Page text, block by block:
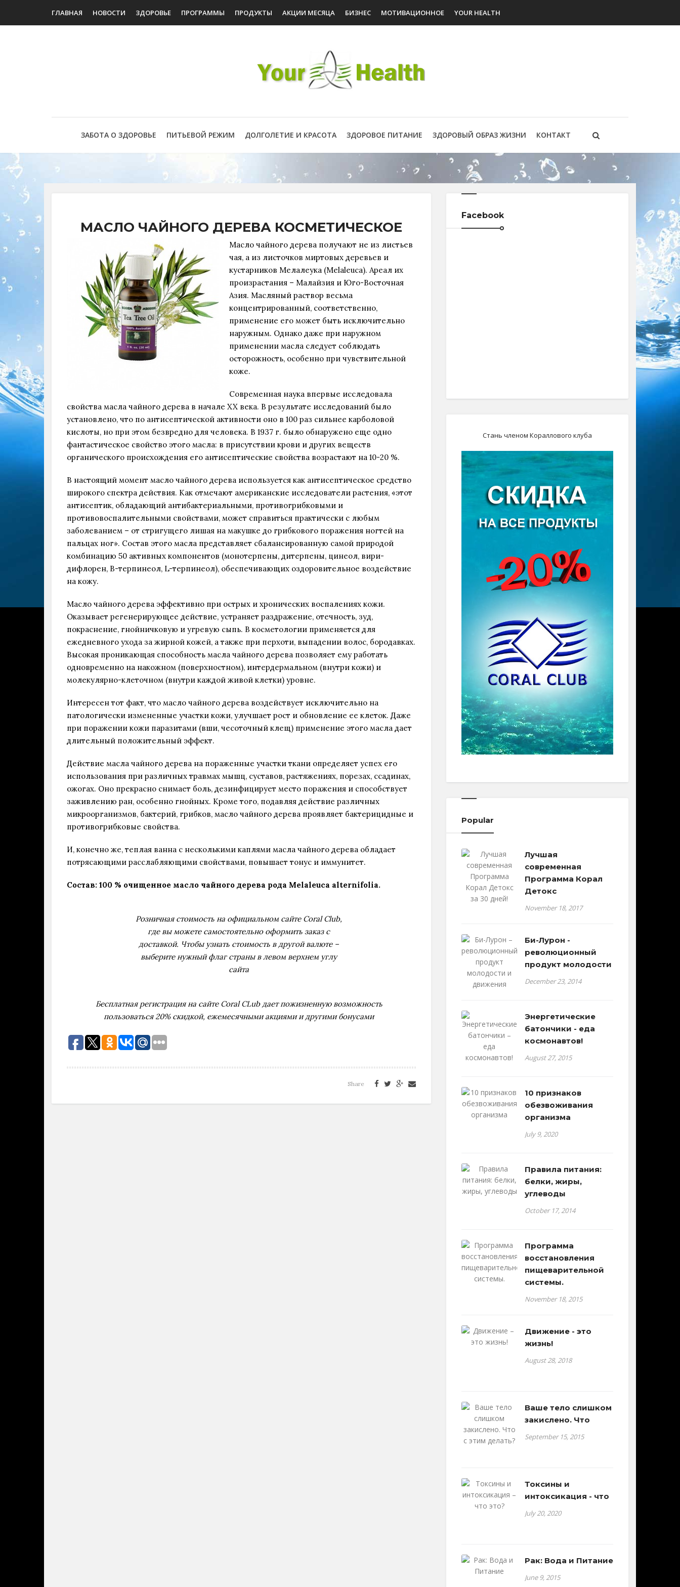
ГЛАВНАЯ НОВОСТИ ЗДОРОВЬЕ ПРОГРАММЫ ПРОДУКТЫ АКЦИИ МЕСЯЦА БИЗНЕС МОТИВАЦИОННОЕ YOUR HEALTH
ЗАБОТА О ЗДОРОВЬЕ ПИТЬЕВОЙ РЕЖИМ ДОЛГОЛЕТИЕ И КРАСОТА ЗДОРОВОЕ ПИТАНИЕ ЗДОРОВЫЙ ОБРАЗ ЖИЗНИ КОНТАКТ
МАСЛО ЧАЙНОГО ДЕРЕВА КОСМЕТИЧЕСКОЕ
Масло чайного дерева получают не из листьев
чая, а из листочков миртовых деревьев и
кустарников Мелалеука (Melaleuca). Ареал их
произрастания – Малайзия и Юго-Восточная
Азия. Масляный раствор весьма
концентрированный, соответственно,
применение его может быть исключительно
наружным. Однако даже при наружном
применении масла следует соблюдать
осторожность, особенно при чувствительной
коже.
Современная наука впервые исследовала
свойства масла чайного дерева в начале XX века. В результате исследований было
установлено, что по антисептической активности оно в 100 раз сильнее карболовой
кислоты, но при этом безвредно для человека. В 1937 г. было обнаружено еще одно
фантастическое свойство этого масла: в присутствии крови и других веществ
органического происхождения его антисептические свойства возрастают на 10-20 %.
В настоящий момент масло чайного дерева используется как антисептическое средство
широкого спектра действия. Как отмечают американские исследователи растения, «этот
антисептик, обладающий антибактериальными, противогрибковыми и
противовоспалительными свойствами, может справиться практически с любым
заболеванием – от стригущего лишая на макушке до грибкового поражения ногтей на
пальцах ног». Состав этого масла представляет сбалансированную самой природой
комбинацию 50 активных компонентов (монотерпены, дитерпены, цинеол, вири-
дифлорен, В-терпинеол, L-терпинеол), обеспечивающих оздоровительное воздействие
на кожу.
Масло чайного дерева эффективно при острых и хронических воспалениях кожи.
Оказывает регенерирующее действие, устраняет раздражение, отечность, зуд,
покраснение, гнойничковую и угревую сыпь. В косметологии применяется для
ежедневного ухода за жирной кожей, а также при перхоти, выпадении волос, бородавках.
Высокая проникающая способность масла чайного дерева позволяет ему работать
одновременно на накожном (поверхностном), интердермальном (внутри кожи) и
молекулярно-клеточном (внутри каждой живой клетки) уровне.
Интересен тот факт, что масло чайного дерева воздействует исключительно на
патологически измененные участки кожи, улучшает рост и обновление ее клеток. Даже
при поражении кожи паразитами (вши, чесоточный клещ) применение этого масла дает
длительный положительный эффект.
Действие масла чайного дерева на пораженные участки ткани определяет успех его
использования при различных травмах мышц, суставов, растяжениях, порезах, ссадинах,
ожогах. Оно прекрасно снимает боль, дезинфицирует место поражения и способствует
заживлению ран, особенно гнойных. Кроме того, подавляя действие различных
микроорганизмов, бактерий, грибков, масло чайного дерева проявляет бактерицидные и
противогрибковые свойства.
И, конечно же, теплая ванна с несколькими каплями масла чайного дерева обладает
потрясающими расслабляющими свойствами, повышает тонус и иммунитет.
Состав: 100 % очищенное масло чайного дерева рода Melaleuca alternifolia.
Розничная стоимость на официальном сайте Coral Club,
где вы можете самостоятельно оформить заказ с
доставкой. Чтобы узнать стоимость в другой валюте –
выберите нужный флаг страны в левом верхнем углу
сайта
Бесплатная регистрация на сайте Coral CLub дает пожизненную возможность
пользоваться 20% скидкой, ежемесячными акциями и другими бонусами
Share
Facebook
Стань членом Кораллового клуба
Popular
Лучшая
современная
Программа Корал
Детокс
November 18, 2017
Би-Лурон -
революционный
продукт молодости
December 23, 2014
Энергетические
батончики - еда
космонавтов!
August 27, 2015
10 признаков
обезвоживания
организма
July 9, 2020
Правила питания:
белки, жиры,
углеводы
October 17, 2014
Программа
восстановления
пищеварительной
системы.
November 18, 2015
Движение - это
жизнь!
August 28, 2018
Ваше тело слишком
закислено. Что
September 15, 2015
Токсины и
интоксикация - что
July 20, 2020
Рак: Вода и Питание
June 9, 2015